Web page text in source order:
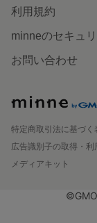
利用規約
minneのセキュ
お問い合わせ
特定商取引法に基づく
広告識別子の取得・利
メディアキット